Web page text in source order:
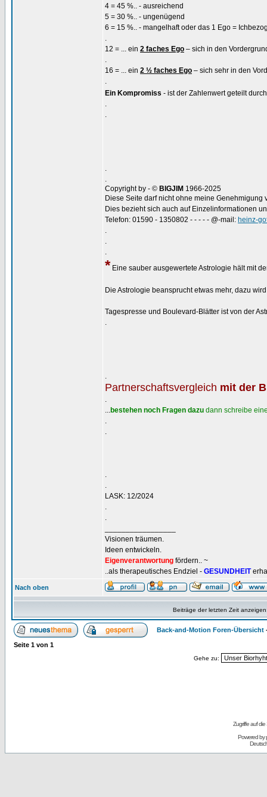
4 = 45 %.. - ausreichend
5 = 30 %.. - ungenügend
6 = 15 %.. - mangelhaft oder das 1 Ego =
.
12 = ... ein 2 faches Ego – sich in den
.
16 = ... ein 2 ½ faches Ego – sich sehr in den
.
Ein Kompromiss - ist der Zahlenwert geteilt
.
.
.
.
Copyright by - © BIGJIM 1966-2025
Diese Seite darf nicht ohne meine Genehmigung
Dies bezieht sich auch auf Einzelinformationen
Telefon: 01590 - 1350802 - - - - - @-mail: heinz-
.
.
.
* Eine sauber ausgewertete Astrologie hält mit
Die Astrologie beansprucht etwas mehr, dazu
Tagespresse und Boulevard-Blätter ist von der
.
.
Partnerschaftsvergleich mit der
.
...bestehen noch Fragen dazu dann schreibe
.
.
.
.
LASK: 12/2024
.
.
Visionen träumen.
Ideen entwickeln.
Eigenverantwortung fördern.. ~
..als therapeutisches Endziel - GESUNDHEIT
Nach oben
Beiträge der letzten Zeit
Back-and-Motion Foren-Übersicht
Seite 1 von 1
Gehe zu:
Zugriffe auf
Powered by